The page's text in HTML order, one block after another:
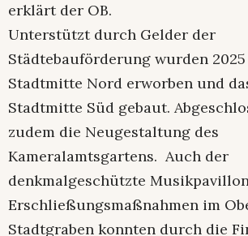
erklärt der OB.
Unterstützt durch Gelder der
Städtebauförderung wurden 2025
Stadtmitte Nord erworben und
Stadtmitte Süd gebaut.
zudem die Neugestaltung des
Kameralamtsgartens. Auch der
denkmalgeschützte
Erschließungsmaßnahmen im
Stadtgraben konnten durch die